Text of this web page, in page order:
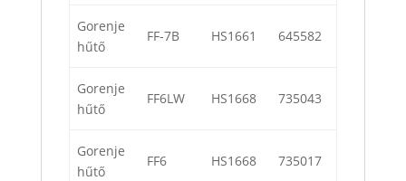
Gorenje
hűtő
FF-7B HS1661 645582
Gorenje
hűtő
FF6LW HS1668 735043
Gorenje
hűtő
FF6 HS1668 735017